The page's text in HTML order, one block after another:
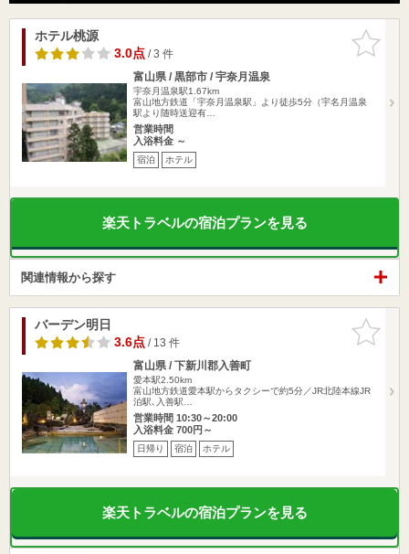
お気に入
りに追加
ホテル桃源
3.0点/ 3 件
富山県 / 黒部市 / 宇奈月温泉
宇奈月温泉駅1.67km
富山地方鉄道「宇奈月温泉駅」より徒歩5分（宇名月温泉
駅より随時送迎有…
営業時間
入浴料金 ～
宿泊 ホテル
楽天トラベルの宿泊プランを見る
関連情報から探す
お気に入
りに追加
バーデン明日
3.6点/ 13 件
富山県 / 下新川郡入善町
愛本駅2.50km
富山地方鉄道愛本駅からタクシーで約5分／JR北陸本線JR
泊駅､入善駅…
営業時間 10:30～20:00
入浴料金 700円～
日帰り 宿泊 ホテル
楽天トラベルの宿泊プランを見る